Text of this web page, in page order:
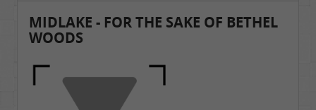
Dabei seit:
08 / 2009
MIDLAKE - FOR THE SAKE OF BETHEL
WOODS